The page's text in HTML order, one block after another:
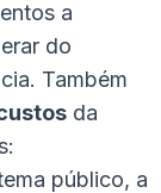
a
do
Também
da
público, a